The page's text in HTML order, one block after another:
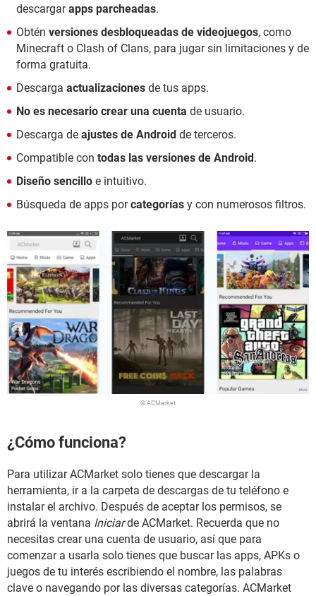
descargarapps parcheadas.
Obtén versiones desbloqueadas de videojuegos, como
Minecraft o Clash of Clans, para jugar sin limitaciones y de
forma gratuita.
Descarga actualizaciones de tus apps.
No es necesario crear una cuenta de usuario.
Descarga de ajustes de Android de terceros.
Compatible con todas las versiones de Android.
Diseño sencillo e intuitivo.
Búsqueda de apps porcategorías y con numerosos filtros.
© ACMarket
¿Cómo funciona?
Para utilizar ACMarket solo tienes que descargar la
herramienta, ir a la carpeta de descargas de tu teléfono e
instalar el archivo. Después de aceptar los permisos, se
abrirá la ventana Iniciarde ACMarket. Recuerda que no
necesitas crear una cuenta de usuario, así que para
comenzar a usarla solo tienes que buscar las apps, APKs o
juegos de tu interés escribiendo el nombre, las palabras
clave o navegando por las diversas categorías. ACMarket